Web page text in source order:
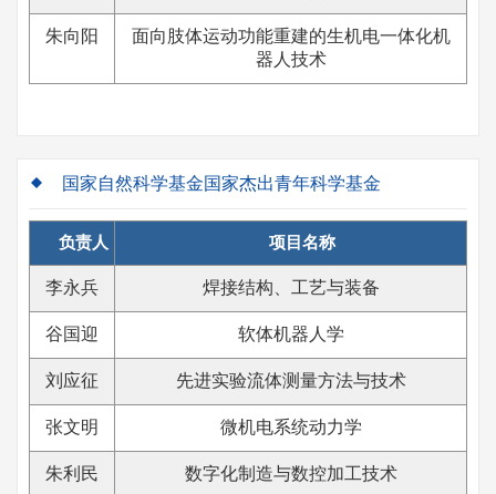
朱向阳
面向肢体运动功能重建的生机电一体化机
器人技术
国家自然科学基金国家杰出青年科学基金
负责人 项目名称
李永兵 焊接结构、工艺与装备
谷国迎 软体机器人学
刘应征 先进实验流体测量方法与技术
张文明 微机电系统动力学
朱利民 数字化制造与数控加工技术